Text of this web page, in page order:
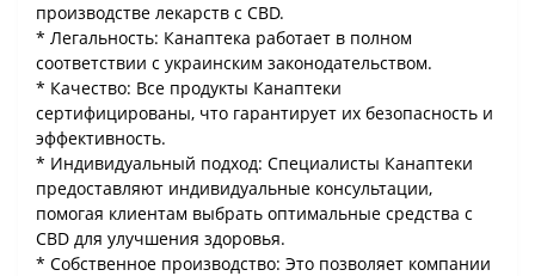
производстве лекарств с CBD.
* Легальность: Канаптека работает в полном
соответствии с украинским законодательством.
* Качество: Все продукты Канаптеки
сертифицированы, что гарантирует их безопасность и
эффективность.
* Индивидуальный подход: Специалисты Канаптеки
предоставляют индивидуальные консультации,
помогая клиентам выбрать оптимальные средства с
CBD для улучшения здоровья.
* Собственное производство: Это позволяет компании